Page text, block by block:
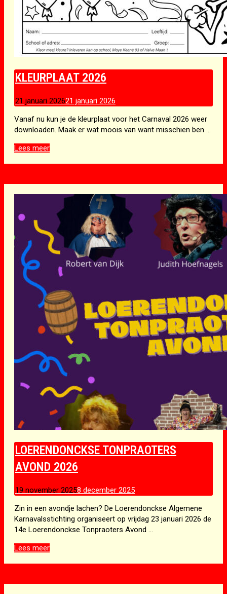
KLEURPLAAT 2026
21 januari 202621 januari 2026
Vanaf nu kun je de kleurplaat voor het Carnaval 2026 weer
downloaden. Maak er wat moois van want misschien ben …
Kleurplaat
Lees meer
LOERENDONCKSE TONPRAOTERS
AVOND 2026
19 november 20258 december 2025
Zin in een avondje lachen? De Loerendonckse Algemene
Karnavalsstichting organiseert op vrijdag 23 januari 2026 de
14e Loerendonckse Tonpraoters Avond …
Loerendonckse
Lees meer